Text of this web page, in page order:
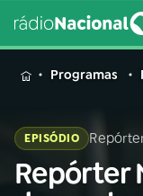
MENU
Buscar
na
Programas
EPISÓDIO
Repórter